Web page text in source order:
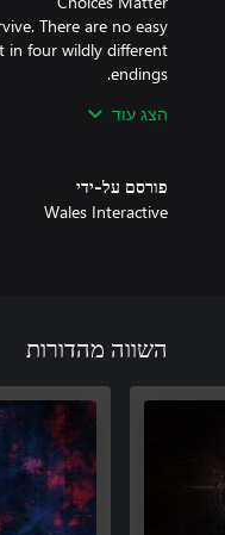
There are no easy
in four wildly different
your road to survival.
הצג עוד
פורסם על-ידי
Wales Interactive
השווה מהדורות